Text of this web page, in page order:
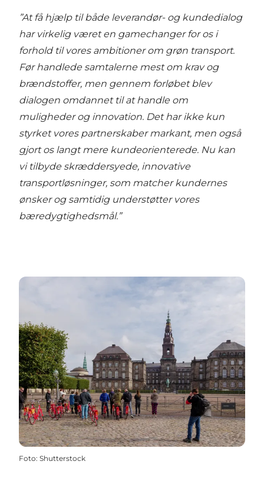
”At få hjælp til både leverandør- og kundedialog
har virkelig været en gamechanger for os i
forhold til vores ambitioner om grøn transport.
Før handlede samtalerne mest om krav og
brændstoffer, men gennem forløbet blev
dialogen omdannet til at handle om
muligheder og innovation. Det har ikke kun
styrket vores partnerskaber markant, men også
gjort os langt mere kundeorienterede. Nu kan
vi tilbyde skræddersyede, innovative
transportløsninger, som matcher kundernes
ønsker og samtidig understøtter vores
bæredygtighedsmål.”
Foto: Shutterstock